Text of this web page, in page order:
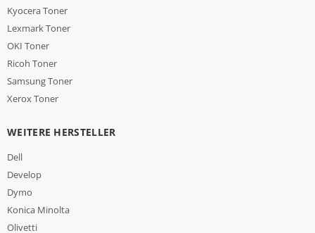
Kyocera Toner
Lexmark Toner
OKI Toner
Ricoh Toner
Samsung Toner
Xerox Toner
WEITERE HERSTELLER
Dell
Develop
Dymo
Konica Minolta
Olivetti